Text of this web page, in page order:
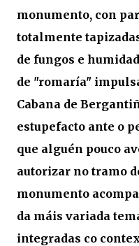
monumento, con
totalmente
de fungos e
de "romaría"
Cabana de
estupefacto ante o
que alguén pouco
autorizar no tramo
monumento
da máis variada
integradas co